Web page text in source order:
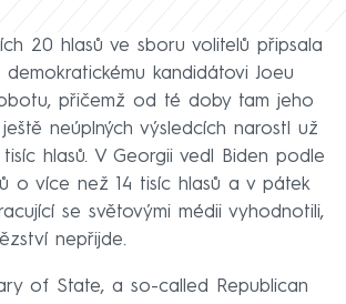
20 hlasů ve sboru volitelů připsala
kandidátovi Joeu
přičemž od té doby tam jeho
neúplných výsledcích narostl už
hlasů. V Georgii vedl Biden podle
o více než 14 tisíc hlasů a v pátek
se světovými médii vyhodnotili,
nepřijde.
of State, a so-called Republican